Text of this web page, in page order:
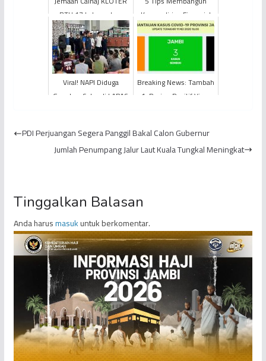
BTH 17 Laksanakan
Kegiatan City Tour di
Madinah
Kemandirian Finansial
untuk Gen Z
Viral! NAPI Diduga
Gunakan Sabu di LAPAS
Breaking News: Tambah
1, Pasien Positif Virus
PDI Perjuangan Segera Panggil Bakal Calon Gubernur
Jumlah Penumpang Jalur Laut Kuala Tungkal Meningkat
Tinggalkan Balasan
Anda harusmasukuntuk berkomentar.